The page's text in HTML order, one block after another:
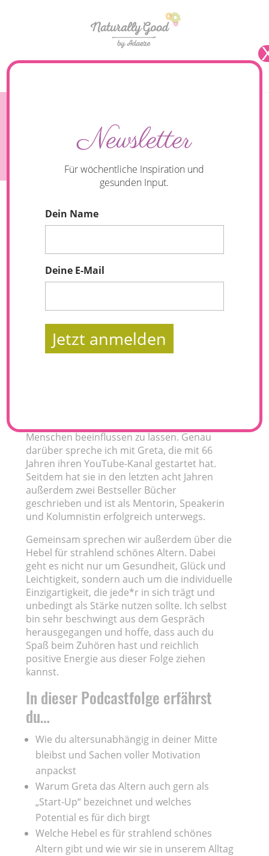
Schönheit in jedem Alter. Interview mit Greta
Menschen beeinflussen zu lassen. Genau
darüber spreche ich mit Greta, die mit 66
Jahren ihren YouTube-Kanal gestartet hat.
Seitdem hat sie in den letzten acht Jahren
außerdem zwei Bestseller Bücher
geschrieben und ist als Mentorin, Speakerin
und Kolumnistin erfolgreich unterwegs.
Gemeinsam sprechen wir außerdem über die
Hebel für strahlend schönes Altern. Dabei
geht es nicht nur um Gesundheit, Glück und
Leichtigkeit, sondern auch um die individuelle
Einzigartigkeit, die jede*r in sich trägt und
unbedingt als Stärke nutzen sollte. Ich selbst
bin sehr beschwingt aus dem Gespräch
herausgegangen und hoffe, dass auch du
Spaß beim Zuhören hast und reichlich
positive Energie aus dieser Folge ziehen
kannst.
In dieser Podcastfolge erfährst
du…
Wie du altersunabhängig in deiner Mitte
bleibst und Sachen voller Motivation
anpackst
Warum Greta das Altern auch gern als
„Start-Up“ bezeichnet und welches
Potential es für dich birgt
Welche Hebel es für strahlend schönes
Altern gibt und wie wir sie in unserem Alltag
Newsletter
Für wöchentliche Inspiration und
gesunden Input.
Dein Name
Deine E-Mail
Jetzt anmelden